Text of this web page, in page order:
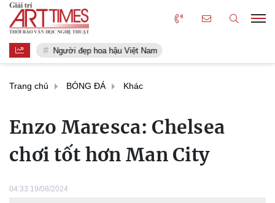
Người đẹp hoa hậu Việt Nam
Trang chủ BÓNG ĐÁ Khác
Enzo Maresca: Chelsea
chơi tốt hơn Man City
04:33 19/08/2024